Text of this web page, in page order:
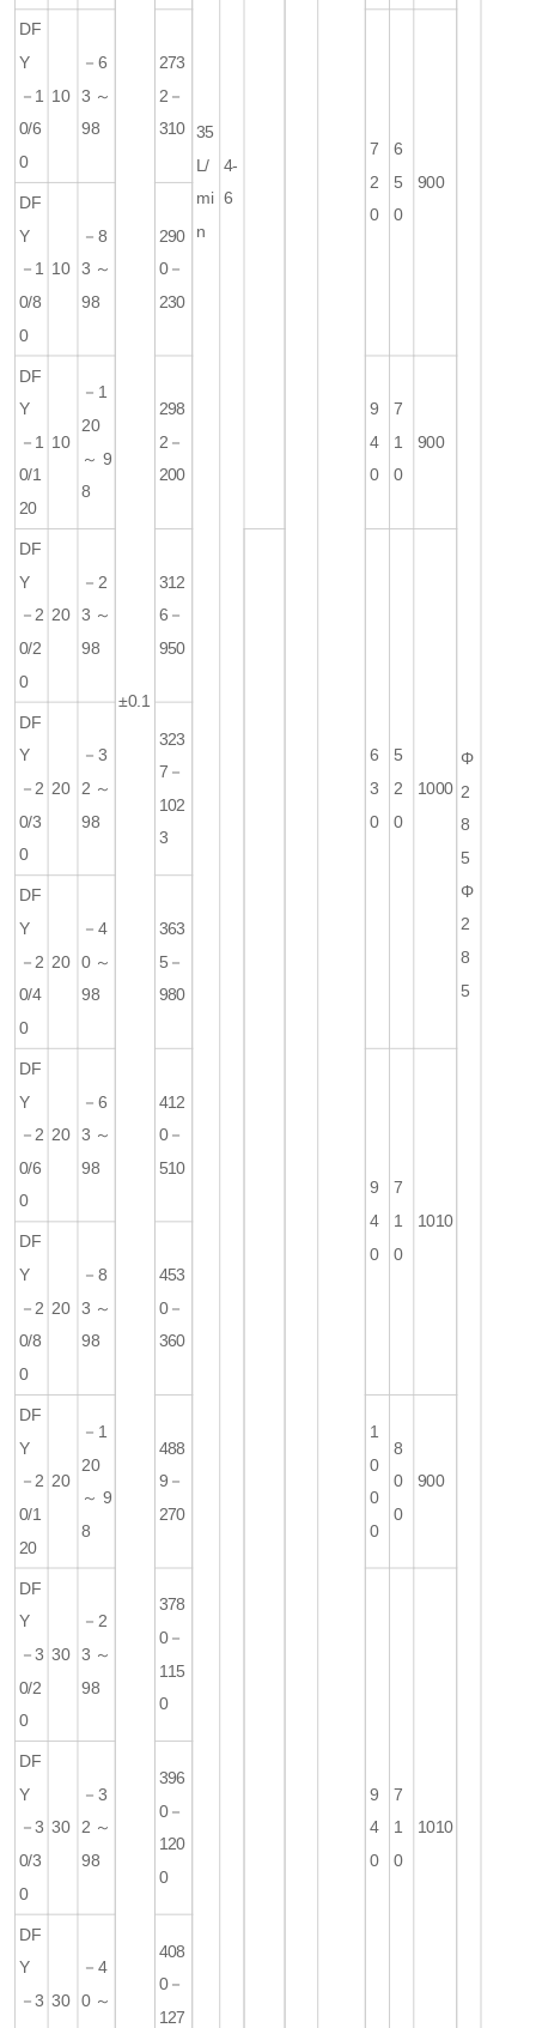
±0.1
35
L/
mi
n
4-
6
Φ
2
8
5
Φ
2
8
5
DF
Y
－1
0/6
0
10
－6
3～
98
273
2－
310
7
2
0
6
5
0
900
DF
Y
－1
0/8
0
10
－8
3～
98
290
0－
230
DF
Y
－1
0/1
20
10
－1
20
～9
8
298
2－
200
9
4
0
7
1
0
900
DF
Y
－2
0/2
0
20
－2
3～
98
312
6－
950
6
3
0
5
2
0
1000
DF
Y
－2
0/3
0
20
－3
2～
98
323
7－
102
3
DF
Y
－2
0/4
0
20
－4
0～
98
363
5－
980
DF
Y
－2
0/6
0
20
－6
3～
98
412
0－
510
9
4
0
7
1
0
1010
DF
Y
－2
0/8
0
20
－8
3～
98
453
0－
360
DF
Y
－2
0/1
20
20
－1
20
～9
8
488
9－
270
1
0
0
0
8
0
0
900
DF
Y
－3
0/2
0
30
－2
3～
98
378
0－
115
0
9
4
0
7
1
0
1010
DF
Y
－3
0/3
0
30
－3
2～
98
396
0－
120
0
DF
Y
－3 30
－4
0～
408
0－
127